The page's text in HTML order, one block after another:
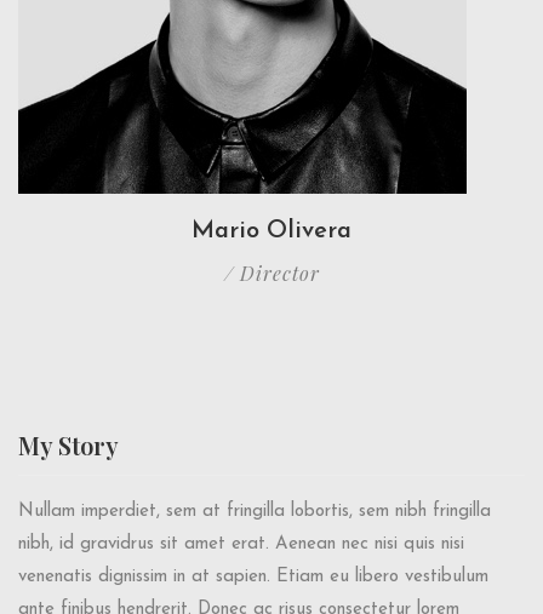
Mario Olivera
/ Director
MyStory
Nullam imperdiet, sem at fringilla lobortis, sem nibh fringilla
nibh, id gravidrus sit amet erat. Aenean nec nisi quis nisi
venenatis dignissim in at sapien. Etiam eu libero vestibulum
ante finibus hendrerit. Donec ac risus consectetur lorem